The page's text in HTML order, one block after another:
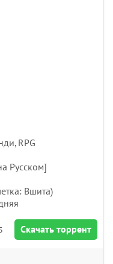
RPG
Русском]
Вшита)
Скачать торрент